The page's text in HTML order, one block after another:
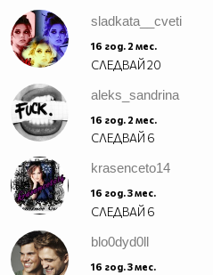
sladkata__cveti
16 год. 2 мес.
СЛЕДВАЙ20
aleks_sandrina
16 год. 2 мес.
СЛЕДВАЙ 6
krasenceto14
16 год. 3 мес.
СЛЕДВАЙ 6
blo0dyd0ll
16 год. 3 мес.